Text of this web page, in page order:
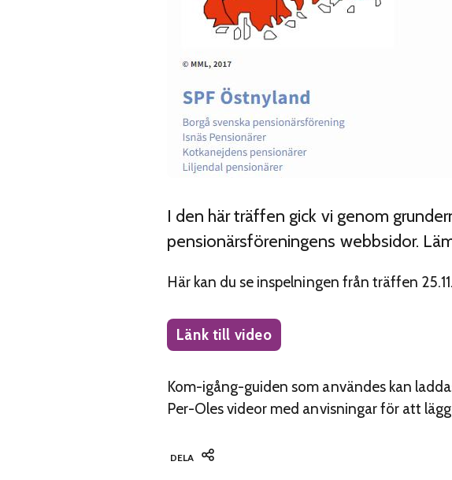
I den här träffen gick vi genom
pensionärsföreningens webbsidor.
Här kan du se inspelningen från träffen
Länk till video
Kom-igång-guiden som användes kan
Per-Oles videor med anvisningar för att
DELA